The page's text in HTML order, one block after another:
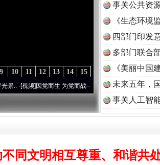
15
14
13
12
11
10
9
]因党而生 为党而战——百年“纪”事⑧加强纪律..·[视频]
事关公共资
《生态环境
读
四部门印发
多部门联合
《美丽中国
未来五年，
事关人工智
同文明相互尊重、和谐共